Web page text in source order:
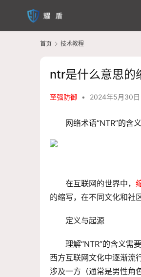
首页 技术教程
ntr是什么意思的
至强防御 • 2024年5月30日
网络术语“NTR”的含
在互联网的世界中，
的缩写，在不同文化和社
定义与起源
理解“NTR”的含义需
西方互联网文化中逐渐流
涉及一方（通常是男性角